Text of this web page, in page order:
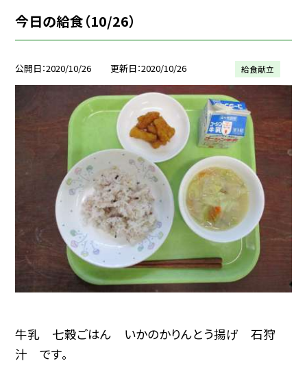
今日の給食（10/26）
公開日 2020/10/26 更新日 2020/10/26 給食献立
牛乳 七穀ごはん いかのかりんとう揚げ 石狩
汁 です。